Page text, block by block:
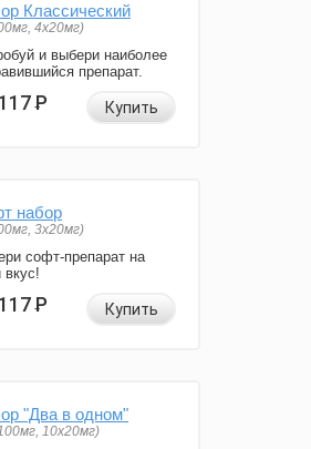
Классический
4x20мг)
и выбери наиболее
препарат.
Р Купить
набор
3x20мг)
софт-препарат на
вкус!
Р Купить
"Два в одном"
10x20мг)